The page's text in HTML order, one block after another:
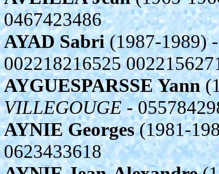
0467423486
AYAD Sabri(1987-1989)
002218216525
AYGUESPARSSE Yann
VILLEGOUGE-
AYNIE Georges(1981-
0623433618